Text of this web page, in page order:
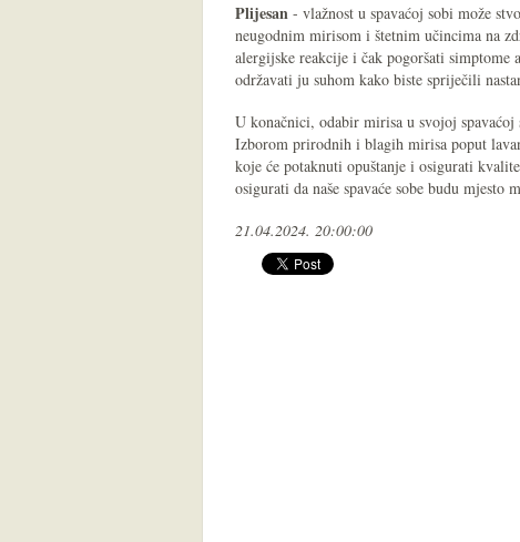
Plijesan - vlažnost u spavaćoj sobi može
neugodnim mirisom i štetnim učincima na
alergijske reakcije i čak pogoršati simptome
održavati ju suhom kako biste spriječili
U konačnici, odabir mirisa u svojoj
Izborom prirodnih i blagih mirisa poput
koje će potaknuti opuštanje i osigurati
osigurati da naše spavaće sobe budu mjesto
21.04.2024. 20:00:00